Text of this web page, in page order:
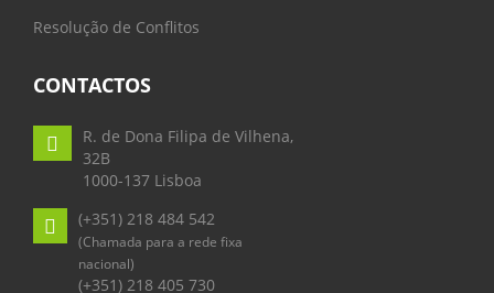
Resolução de Conflitos
CONTACTOS
R. de Dona Filipa de Vilhena,
32B
1000-137 Lisboa
(+351) 218 484 542
(Chamada para a rede fixa
nacional)
(+351) 218 405 730